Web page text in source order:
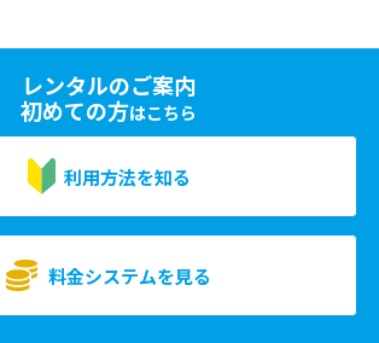
レンタルのご案内
初めての方はこちら
利用方法を知る
料金システムを見る